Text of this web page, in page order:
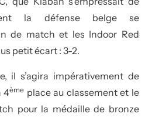
la défense belge se
de match et les Indoor Red
petit écart : 3-2.
il s’agira impérativement de
4ème place au classement et le
pour la médaille de bronze